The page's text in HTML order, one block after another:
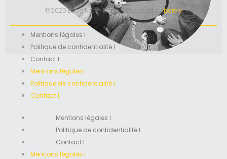
© 2020 École Notre-Dame I Designed byberely
Mentions légales I
Politique de confidentialité I
Contact I
Mentions légales I
Politique de confidentialité I
Contact I
Mentions légales I
Politique de confidentialité I
Contact I
Mentions légales I